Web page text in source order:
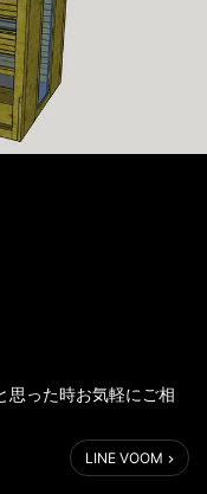
思った時お気軽にご相
ますp(^-^q)
LINE VOOM